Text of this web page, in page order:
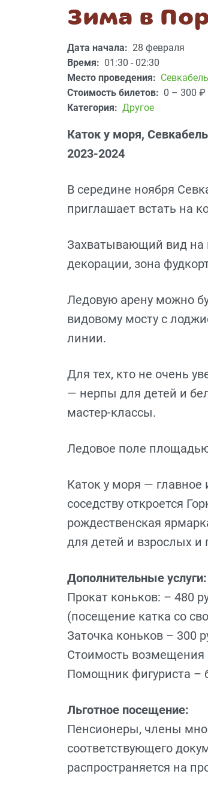
Зима в
Дата начала: 28 февраля
Время: 01:30 - 02:30
Место проведения:
Стоимость билетов: 0 – 300 ₽
Категория: Другое
Каток у моря,
2023-2024
В середине ноября
приглашает встать на
Захватывающий вид на
декорации, зона
Ледовую арену можно
видовому мосту с
линии.
Для тех, кто не очень
— нерпы для детей и
мастер-классы.
Ледовое поле
Каток у моря — главное
соседству откроется
рождественская
для детей и взрослых и
Дополнительные услуги:
Прокат коньков: – 480
(посещение катка со
Заточка коньков – 300
Стоимость возмещения
Помощник фигуриста –
Льготное посещение:
Пенсионеры, члены
соответствующего
распространяется на